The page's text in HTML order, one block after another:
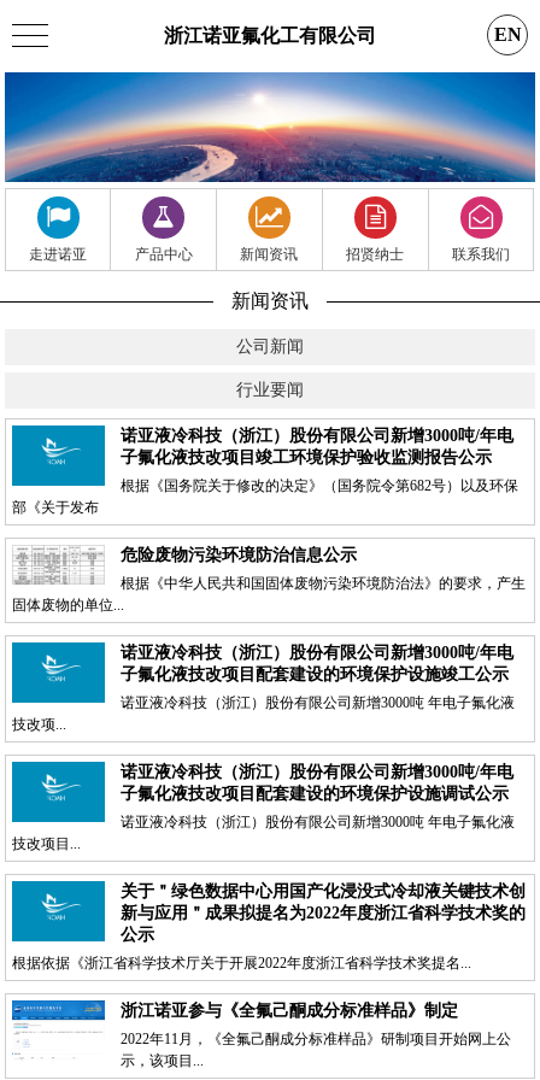
浙江诺亚氟化工有限公司 EN
走进诺亚 产品中心 新闻资讯 招贤纳士 联系我们
新闻资讯
公司新闻
行业要闻
诺亚液冷科技（浙江）股份有限公司新增3000吨/年电
子氟化液技改项目竣工环境保护验收监测报告公示
根据《国务院关于修改的决定》（国务院令第682号）以及环保
部《关于发布
危险废物污染环境防治信息公示
根据《中华人民共和国固体废物污染环境防治法》的要求，产生
固体废物的单位...
诺亚液冷科技（浙江）股份有限公司新增3000吨/年电
子氟化液技改项目配套建设的环境保护设施竣工公示
诺亚液冷科技（浙江）股份有限公司新增3000吨 年电子氟化液
技改项...
诺亚液冷科技（浙江）股份有限公司新增3000吨/年电
子氟化液技改项目配套建设的环境保护设施调试公示
诺亚液冷科技（浙江）股份有限公司新增3000吨 年电子氟化液
技改项目...
关于＂绿色数据中心用国产化浸没式冷却液关键技术创
新与应用＂成果拟提名为2022年度浙江省科学技术奖的
公示
根据依据《浙江省科学技术厅关于开展2022年度浙江省科学技术奖提名...
浙江诺亚参与《全氟己酮成分标准样品》制定
2022年11月，《全氟己酮成分标准样品》研制项目开始网上公
示，该项目...